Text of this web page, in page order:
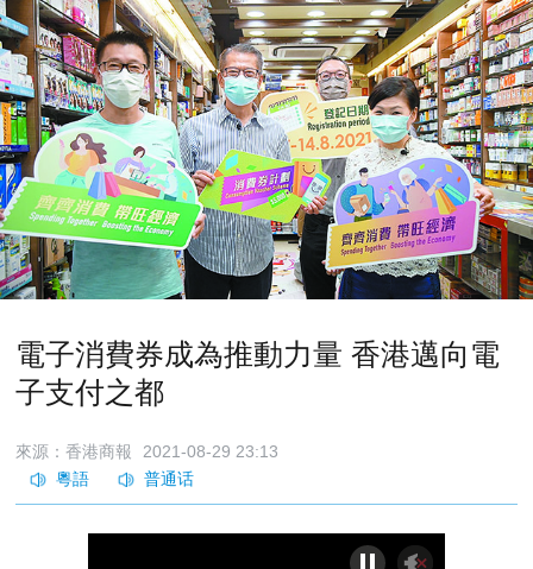
電子消費券成為推動力量 香港邁向電
子支付之都
來源：香港商報 2021-08-29 23:13